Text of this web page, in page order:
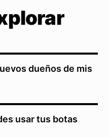
dueños de mis
usar tus botas